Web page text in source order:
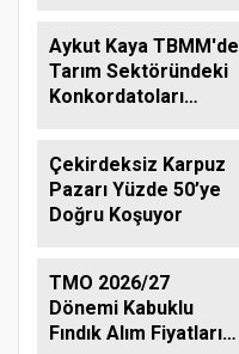
Aykut Kaya TBMM'de
Tarım Sektöründeki
Konkordatoları
Çekirdeksiz Karpuz
Pazarı Yüzde 50’ye
Doğru Koşuyor
TMO 2026/27
Dönemi Kabuklu
Fındık Alım Fiyatlarını